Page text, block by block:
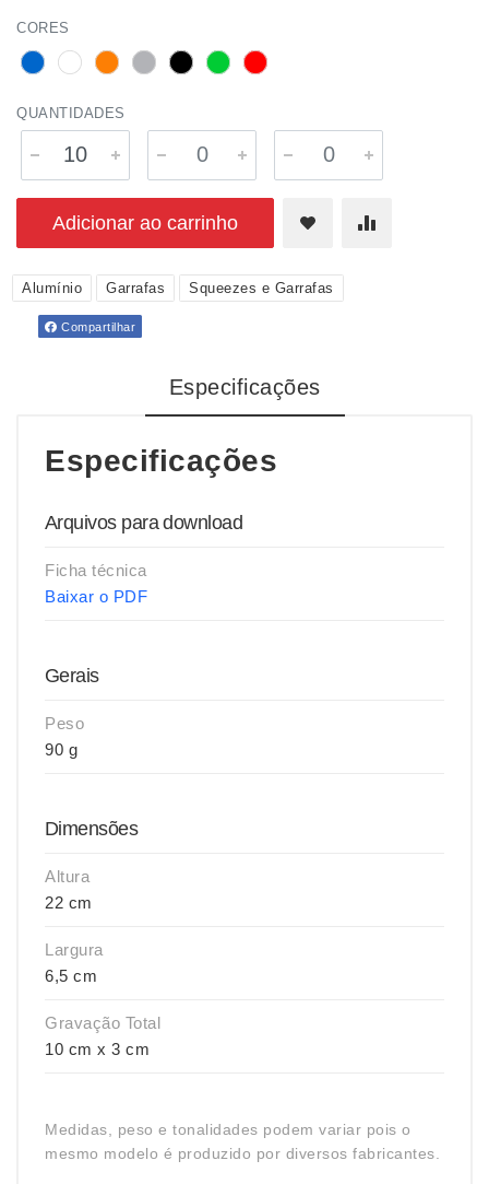
CORES
QUANTIDADES
Adicionar ao carrinho
Alumínio Garrafas Squeezes e Garrafas
Compartilhar
Especificações
Especificações
Arquivos para download
Ficha técnica
Baixar o PDF
Gerais
Peso
90 g
Dimensões
Altura
22 cm
Largura
6,5 cm
Gravação Total
10 cm x 3 cm
Medidas, peso e tonalidades podem variar pois o
mesmo modelo é produzido por diversos fabricantes.